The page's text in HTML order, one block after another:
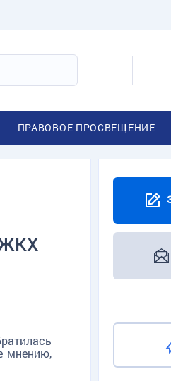
ПРАВОВОЕ ПРОСВЕЩЕНИЕ
ЖКХ
мнению,